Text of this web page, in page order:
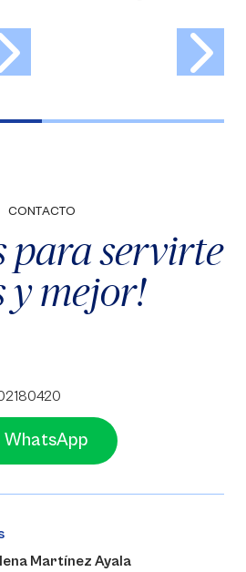
CONTACTO
para servirte
y mejor!
WhatsApp
Martínez Ayala